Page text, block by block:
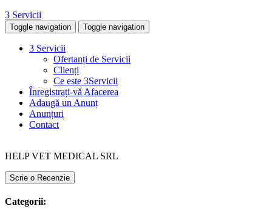
3 Servicii
Toggle navigation Toggle navigation
3 Servicii
Ofertanți de Servicii
Clienți
Ce este 3Servicii
Înregistrați-vă Afacerea
Adaugă un Anunț
Anunțuri
Contact
HELP VET MEDICAL SRL
Scrie o Recenzie
Categorii: